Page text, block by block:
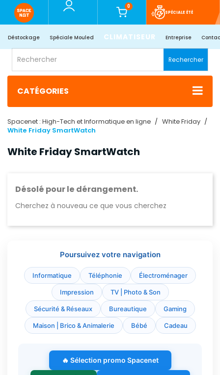
0
SPÉCIALE ÉTÉ
Déstockage Spéciale Mouled CLIMATISEUR Entreprise
Rechercher
CATÉGORIES
Spacenet : High-Tech et Informatique en ligne
White Friday
White Friday SmartWatch
White Friday SmartWatch
Désolé pour le dérangement.
Cherchez à nouveau ce que vous cherchez
Poursuivez votre navigation
Informatique Téléphonie Électroménager
Impression TV | Photo & Son
Sécurité & Réseaux Bureautique Gaming
Maison | Brico & Animalerie Bébé Cadeau
🔥 Sélection promo Spacenet